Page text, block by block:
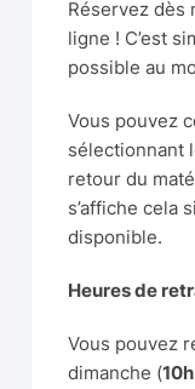
Réservez dès
ligne ! C’est
possible au
Vous pouvez
sélectionnant
retour du
s’affiche cela
disponible.
Heures de
Vous pouvez
dimanche (